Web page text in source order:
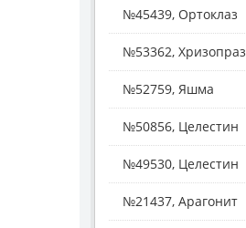
№45439, Ортоклаз
№53362, Хризопраз
№52759, Яшма
№50856, Целестин
№49530, Целестин
№21437, Арагонит